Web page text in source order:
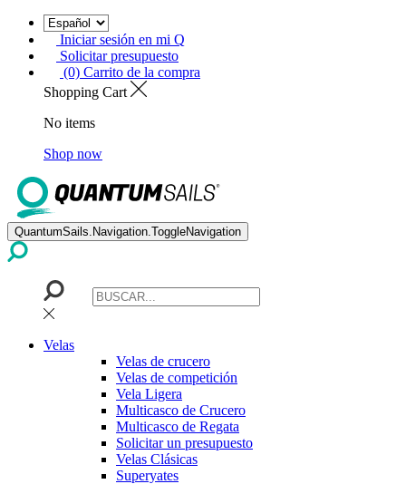
Iniciar sesión en mi Q
Solicitar presupuesto
(0) Carrito de la compra
Shopping Cart
No items
Shop now
QuantumSails.Navigation.ToggleNavigation
Velas
Velas de crucero
Velas de competición
Vela Ligera
Multicasco de Crucero
Multicasco de Regata
Solicitar un presupuesto
Velas Clásicas
Superyates